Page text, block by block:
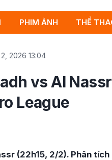
PHIM ẢNH THỂ
2026 13:04
vs Al
League
(22h15, 2/2). Phân